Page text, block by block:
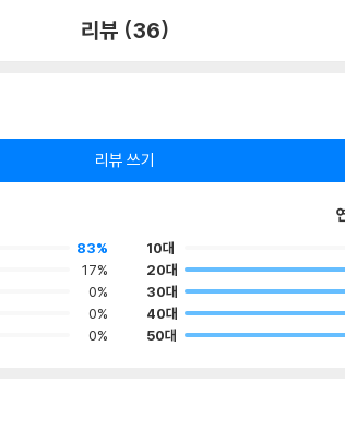
리뷰 (36)
리뷰 쓰기
83%
17%
0%
0%
0%
10대
20대
30대
40대
50대